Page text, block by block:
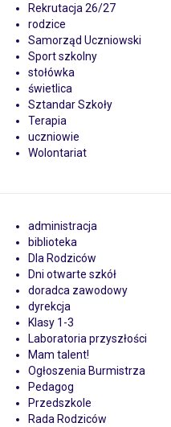
Rekrutacja 26/27
rodzice
Samorząd Uczniowski
Sport szkolny
stołówka
świetlica
Sztandar Szkoły
Terapia
uczniowie
Wolontariat
administracja
biblioteka
Dla Rodziców
Dni otwarte szkół
doradca zawodowy
dyrekcja
Klasy 1-3
Laboratoria przyszłości
Mam talent!
Ogłoszenia Burmistrza
Pedagog
Przedszkole
Rada Rodziców